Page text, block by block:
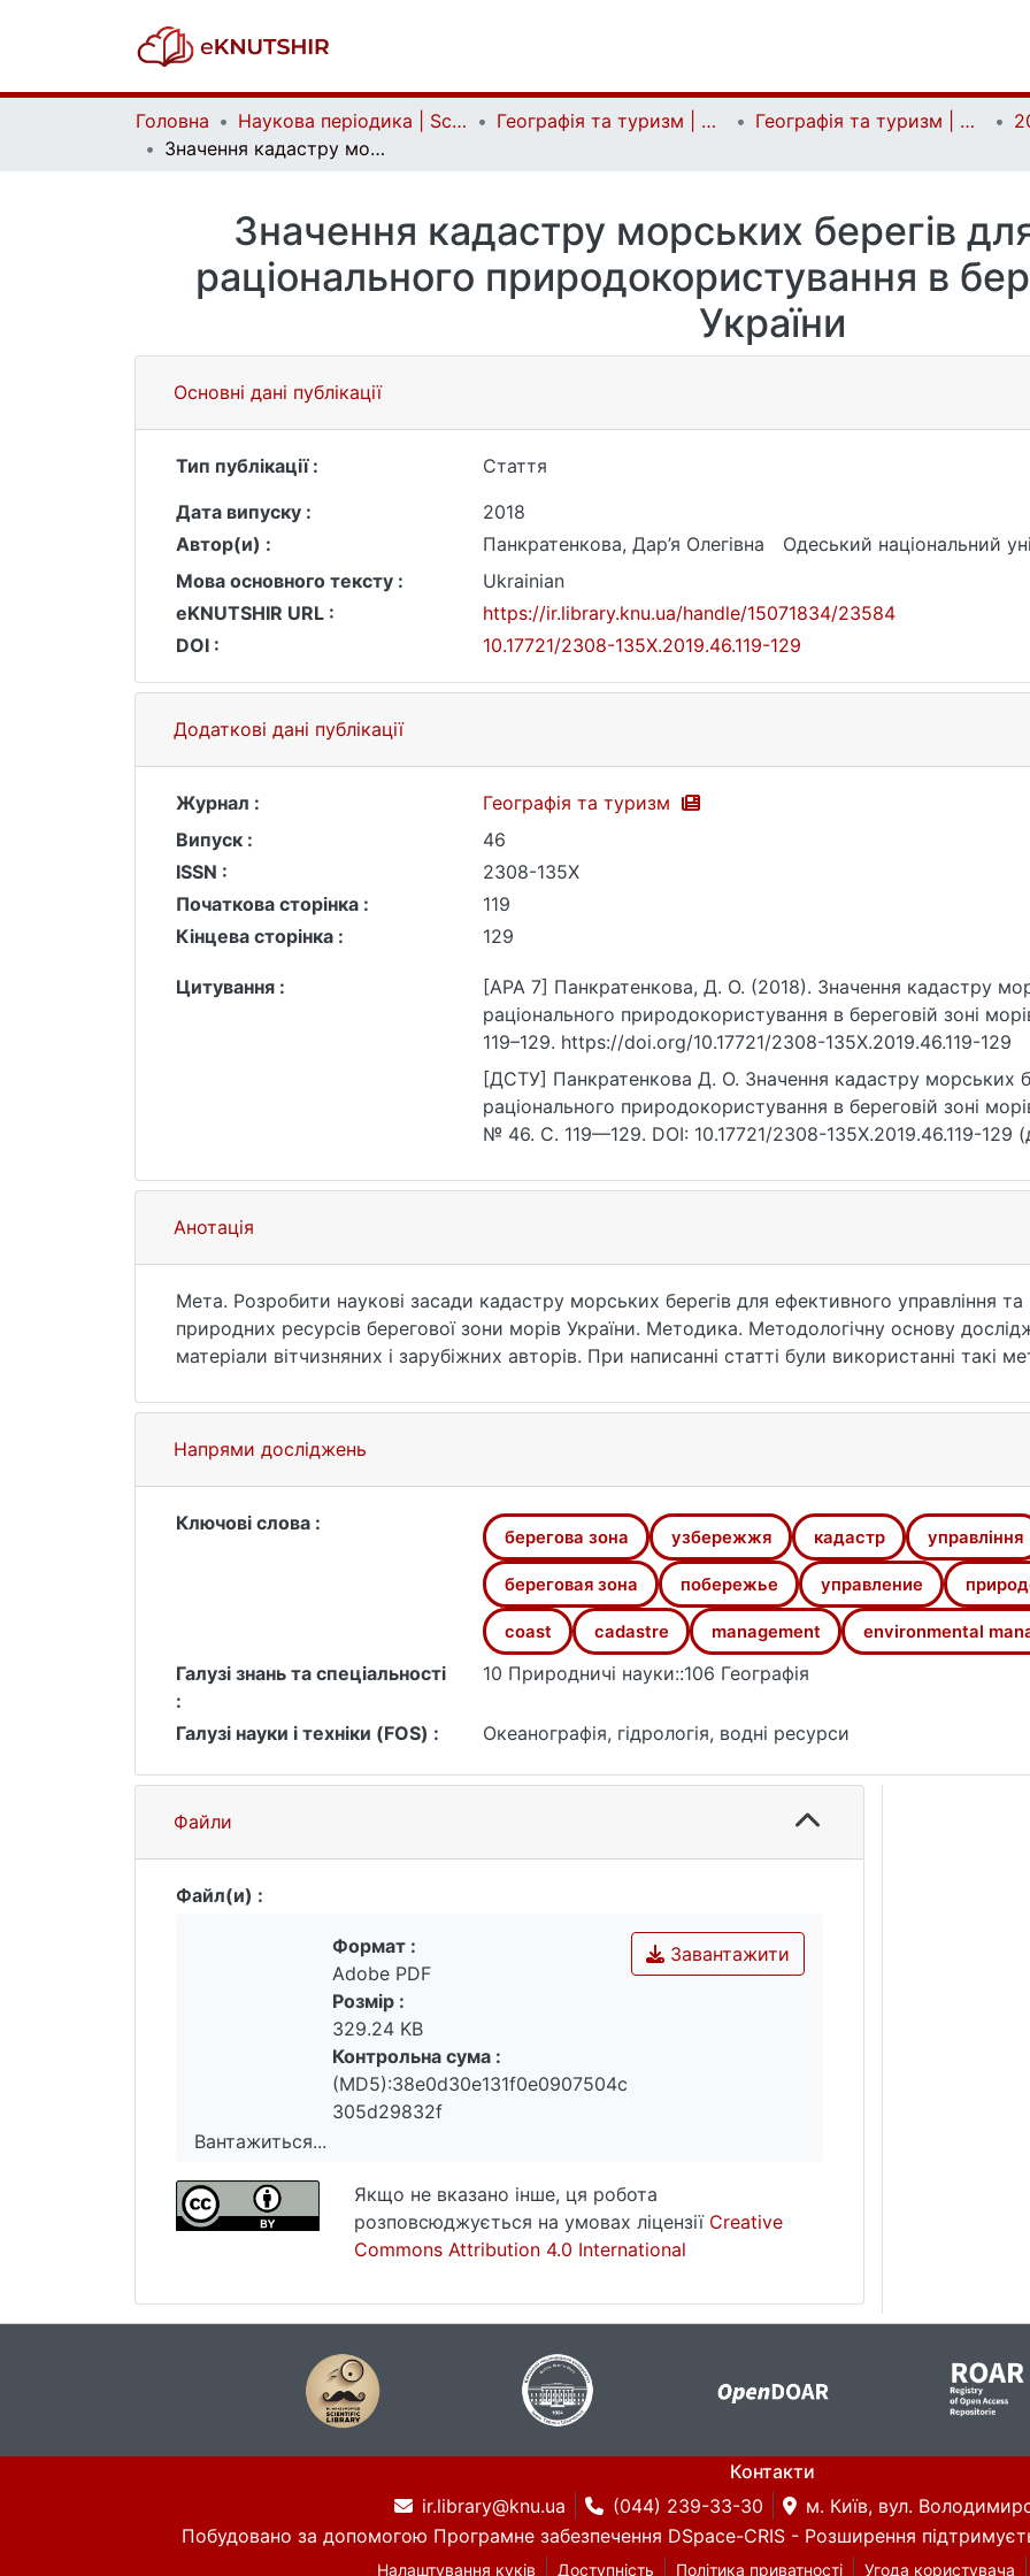
Головна Наукова періодика | Scientific periodicals Географія та туризм | Geography and tourism Географія та туризм | Geography and tourism
Значення кадастру морських берегів для управління та раціонального природокористування в береговій зоні морів України
Значення кадастру морських берегів
раціонального природокористування в
України
Основні дані публікації
Тип публікації :
Стаття
Дата випуску :
2018
Автор(и) :
Панкратенкова, Дар’я Олегівна
Одеський національний
Мова основного тексту :
Ukrainian
eKNUTSHIR URL :
https://ir.library.knu.ua/handle/15071834/23584
DOI :
10.17721/2308-135X.2019.46.119-129
Додаткові дані публікації
Журнал :
Географія та туризм
Випуск :
46
ISSN :
2308-135X
Початкова сторінка :
119
Кінцева сторінка :
129
Цитування :
[APA 7] Панкратенкова, Д. О. (2018). Значення кадастру
раціонального природокористування в береговій зоні
119–129. https://doi.org/10.17721/2308-135X.2019.46.119-129
[ДСТУ] Панкратенкова Д. О. Значення кадастру морських
раціонального природокористування в береговій зоні
№ 46. С. 119—129. DOI: 10.17721/2308-135X.2019.46.119-129
Анотація
Мета. Розробити наукові засади кадастру морських берегів для ефективного управління
природних ресурсів берегової зони морів України. Методика. Методологічну основу
матеріали вітчизняних і зарубіжних авторів. При написанні статті були використанні такі
представлено теоретичні основі та елементи, які повинен містити кадастр морських
основні засади кадастру морських берегів для оптимізації господарської діяльності та
береговій зоні морів України. Наукова новизна отриманих результатів полягає у розробці
якісно новим ступенем узагальнення і реєстрації даних про сучасний стан берегової
необхідне інформаційне джерело для прийняття важливих рішень, щодо управління
взаємовідносин між природою та суспільством. Практична значимість. Отримані
інформаційною базою для створення законодавчих проектів, які регулюють всі види
для організації ефективного управління та раціонального природокористування
Напрями досліджень
Ключові слова :
берегова зона узбережжя кадастр управління
береговая зона побережье управление
coast cadastre management environmental
Галузі знань та спеціальності
:
10 Природничі науки::106 Географія
Галузі науки і техніки (FOS) : Океанографія, гідрологія, водні ресурси
Файли
Файл(и) :
Вантажиться...
Вантажиться...
Завантажити
Формат :
Adobe PDF
Розмір :
329.24 KB
Контрольна сума :
(MD5):38e0d30e131f0e0907504c
305d29832f
Якщо не вказано інше, ця робота
розповсюджується на умовах ліцензії Creative
Commons Attribution 4.0 International
Контакти
ir.library@knu.ua
(044) 239-33-30
м. Київ, вул.
Побудовано за допомогою Програмне забезпечення DSpace-CRIS - Розширення
Налаштування куків Доступність Політика приватності Угода користувача